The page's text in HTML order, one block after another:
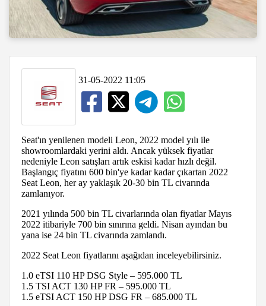
31-05-2022 11:05
Seat'ın yenilenen modeli Leon, 2022 model yılı ile
showroomlardaki yerini aldı. Ancak yüksek fiyatlar
nedeniyle Leon satışları artık eskisi kadar hızlı değil.
Başlangıç fiyatını 600 bin'ye kadar kadar çıkartan 2022
Seat Leon, her ay yaklaşık 20-30 bin TL civarında
zamlanıyor.
2021 yılında 500 bin TL civarlarında olan fiyatlar Mayıs
2022 itibariyle 700 bin sınırına geldi. Nisan ayından bu
yana ise 24 bin TL civarında zamlandı.
2022 Seat Leon fiyatlarını aşağıdan inceleyebilirsiniz.
1.0 eTSI 110 HP DSG Style – 595.000 TL
1.5 TSI ACT 130 HP FR – 595.000 TL
1.5 eTSI ACT 150 HP DSG FR – 685.000 TL